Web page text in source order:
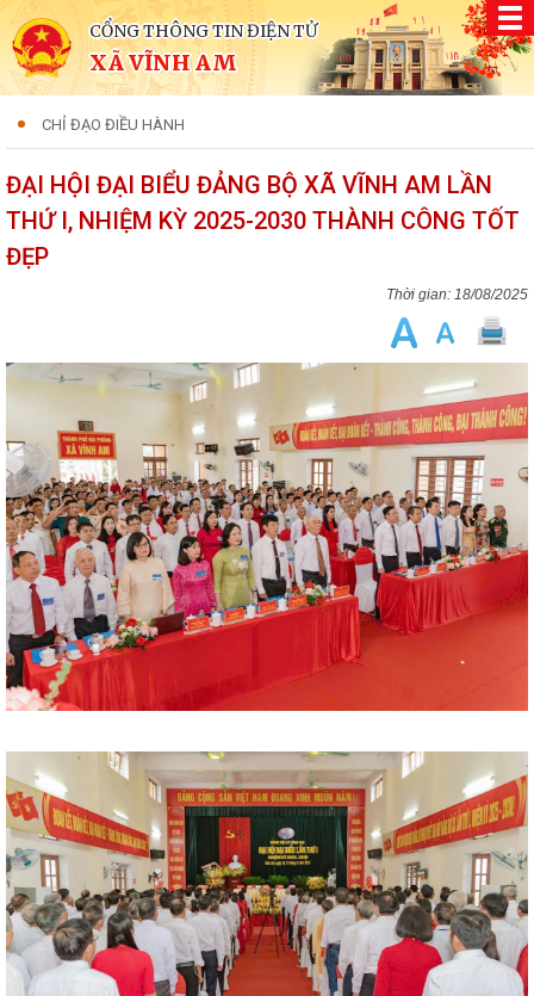
CỔNG THÔNG TIN ĐIỆN TỬ
XÃ VĨNH AM
CHỈ ĐẠO ĐIỀU HÀNH
ĐẠI HỘI ĐẠI BIỂU ĐẢNG BỘ XÃ VĨNH AM LẦN
THỨ I, NHIỆM KỲ 2025-2030 THÀNH CÔNG TỐT
ĐẸP
18/08/2025